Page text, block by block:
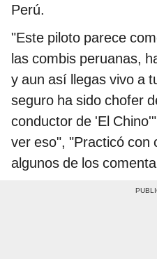
Perú.
"Este piloto parece
las combis peruanas,
y aun así llegas vivo a
seguro ha sido chofer
conductor de 'El
ver eso", "Practicó con
algunos de los